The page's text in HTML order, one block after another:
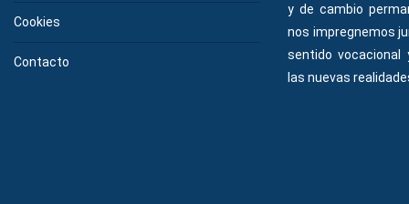
Cookies
Contacto
y de cambio
nos impregnemos
sentido
las nuevas